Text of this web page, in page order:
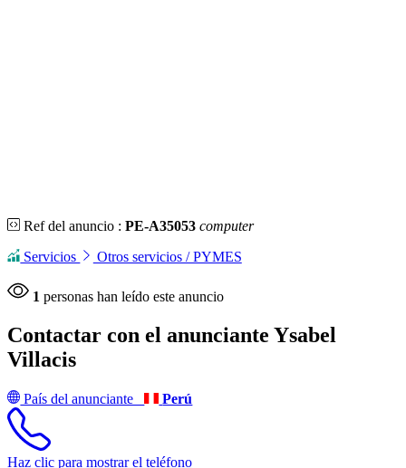
Ref del anuncio :PE-A35053 computer
Servicios Otros servicios / PYMES
1 personas han leído este anuncio
Contactar con el anunciante Ysabel
Villacis
País del anunciante Perú
Haz clic para mostrar el teléfono